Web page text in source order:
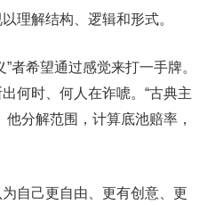
理解结构、逻辑和形式。
者希望通过感觉来打一手牌。
何时、何人在诈唬。“古典主
他分解范围，计算底池赔率，
自己更自由、更有创意、更